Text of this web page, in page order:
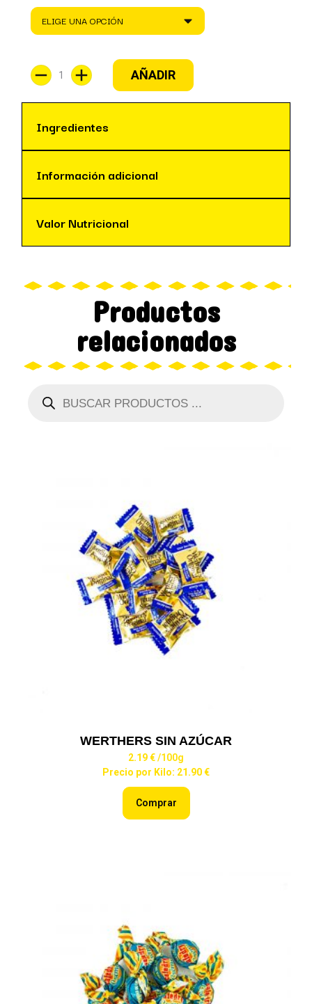
AÑADIR
Ingredientes
Información adicional
Valor Nutricional
Productos
relacionados
WERTHERS SIN AZÚCAR
2.19 €/100g
Precio por Kilo: 21.90 €
Comprar